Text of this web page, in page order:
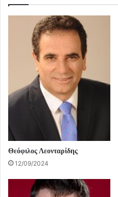
Θεόφιλος Λεονταρίδης
12/09/2024